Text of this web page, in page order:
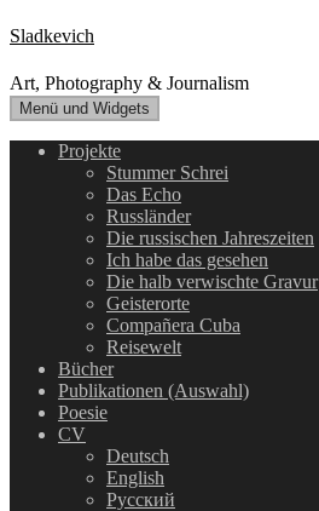
Zum
Inhalt
springen
Sladkevich
Art, Photography & Journalism
Menü und Widgets
Projekte
Stummer Schrei
Das Echo
Russländer
Die russischen Jahreszeiten
Ich habe das gesehen
Die halb verwischte Gravur
Geisterorte
Compañera Cuba
Reisewelt
Bücher
Publikationen (Auswahl)
Poesie
CV
Deutsch
English
Русский